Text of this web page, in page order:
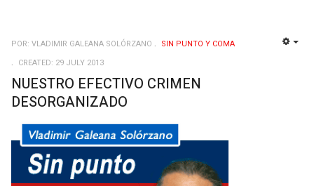
POR: VLADIMIR GALEANA SOLÓRZANO
SIN PUNTO Y COMA
CREATED: 29 JULY 2013
NUESTRO EFECTIVO CRIMEN
DESORGANIZADO